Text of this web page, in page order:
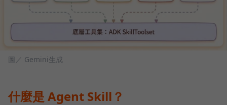
圖／ Gemini生成
什麼是 Agent Skill？